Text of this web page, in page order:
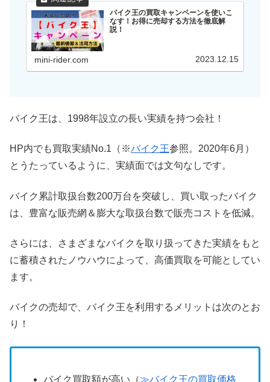
バイク王の買取キャンペーンを使いこ
なす！お得に売却する方法を徹底解
説！
mini-rider.com 2023.12.15
バイク王は、1998年設立の長い実績を持つ会社！
HP内でも買取実績No.1（※バイク王参照。2020年6月）
とうたっているように、実績面では文句なしです。
バイク累計取扱台数200万台を突破し、買い取ったバイク
は、豊富な販売網＆膨大な取扱台数で販売コストを低減。
さらには、さまざまなバイクを取り扱ってきた実績をもと
に蓄積されたノウハウによって、高価買取を可能としてい
ます。
バイクの売却で、バイク王を利用するメリットは次のとお
り！
バイク買取額が高い（≫バイク王の買取価格